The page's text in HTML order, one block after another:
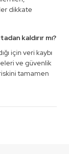
dikkate
kaldırır mı?
için veri kaybı
ve güvenlik
tamamen